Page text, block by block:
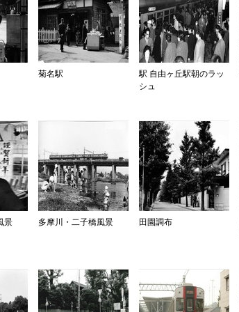
菊名駅
駅 自由ヶ丘駅朝のラッ
シュ
景 多摩川・二子橋風景 田園調布